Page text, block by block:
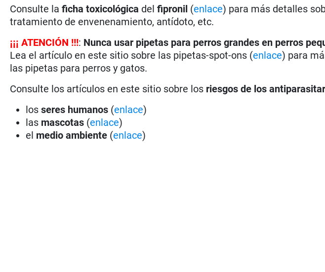
Consulte laficha toxicológica delfipronil (enlace) para más detalles
tratamiento de envenenamiento, antídoto, etc.
¡¡¡ATENCIÓN !!!: Nunca usar pipetas para perros grandes en perros
Lea el artículo en este sitio sobre las pipetas-spot-ons (enlace) para
las pipetas para perros y gatos.
Consulte los artículos en este sitio sobre los riesgos de los
losseres humanos (enlace)
las mascotas (enlace)
el medio ambiente (enlace)